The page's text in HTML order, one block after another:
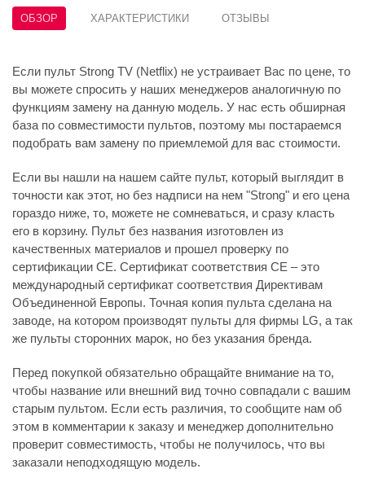
ОБЗОР ХАРАКТЕРИСТИКИ ОТЗЫВЫ
Если пульт Strong TV (Netflix) не устраивает Вас по цене, то
вы можете спросить у наших менеджеров аналогичную по
функциям замену на данную модель. У нас есть обширная
база по совместимости пультов, поэтому мы постараемся
подобрать вам замену по приемлемой для вас стоимости.
Если вы нашли на нашем сайте пульт, который выглядит в
точности как этот, но без надписи на нем "Strong" и его цена
гораздо ниже, то, можете не сомневаться, и сразу класть
его в корзину. Пульт без названия изготовлен из
качественных материалов и прошел проверку по
сертификации CE. Сертификат соответствия СЕ – это
международный сертификат соответствия Директивам
Объединенной Европы. Точная копия пульта сделана на
заводе, на котором производят пульты для фирмы LG, а так
же пульты сторонних марок, но без указания бренда.
Перед покупкой обязательно обращайте внимание на то,
чтобы название или внешний вид точно совпадали с вашим
старым пультом. Если есть различия, то сообщите нам об
этом в комментарии к заказу и менеджер дополнительно
проверит совместимость, чтобы не получилось, что вы
заказали неподходящую модель.